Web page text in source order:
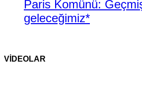
Paris Komünü:
geleceğimiz*
VİDEOLAR